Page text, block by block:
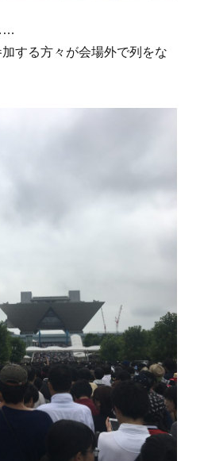
する方々が会場外で列をな